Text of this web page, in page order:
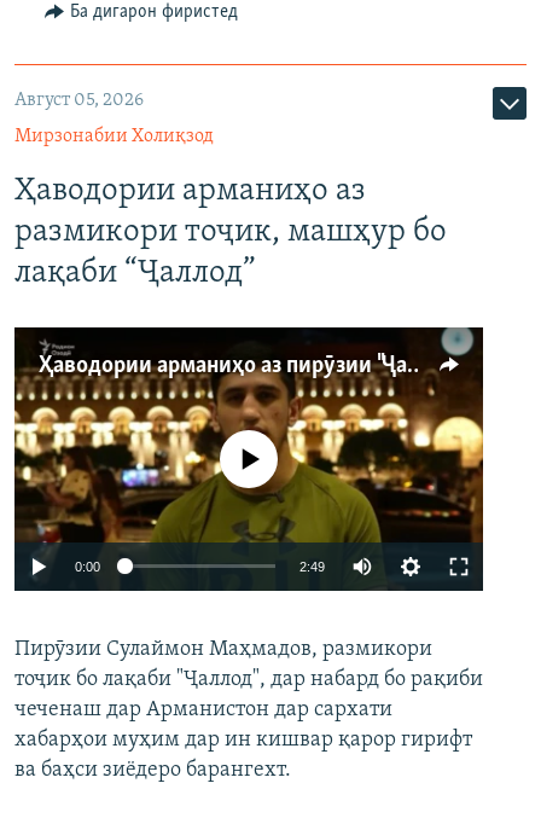
Ба дигарон фиристед
Август 05, 2026
Мирзонабии Холиқзод
Ҳаводории арманиҳо аз
размикори тоҷик, машҳур бо
лақаби “Ҷаллод”
Ҳаводории арманиҳо аз пирӯзии "Ҷаллод"-и тоҷик
Auto 240p 360p 480p
720p 1080p
Феълан кор намекунад
0:00 2:49
360p
480p
Пирӯзии Сулаймон Маҳмадов, размикори
тоҷик бо лақаби "Ҷаллод", дар набард бо рақиби
чеченаш дар Арманистон дар сархати
хабарҳои муҳим дар ин кишвар қарор гирифт
ва баҳси зиёдеро барангехт.